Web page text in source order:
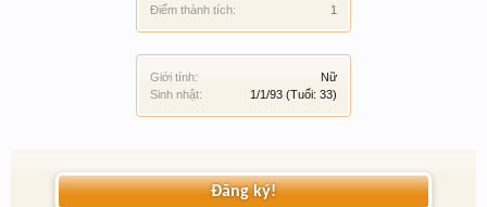
Điểm thành tích:
1
Giới tính:
Nữ
Sinh nhật:
1/1/93 (Tuổi: 33)
Đăng ký!